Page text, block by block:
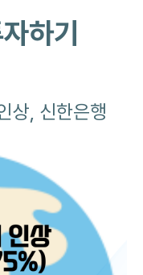
하기
상, 신한은행